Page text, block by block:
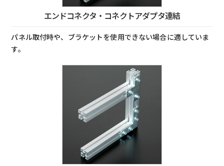
エンドコネクタ・コネクトアダプタ連結
パネル取付時や、ブラケットを使用できない場合に適していま
す。